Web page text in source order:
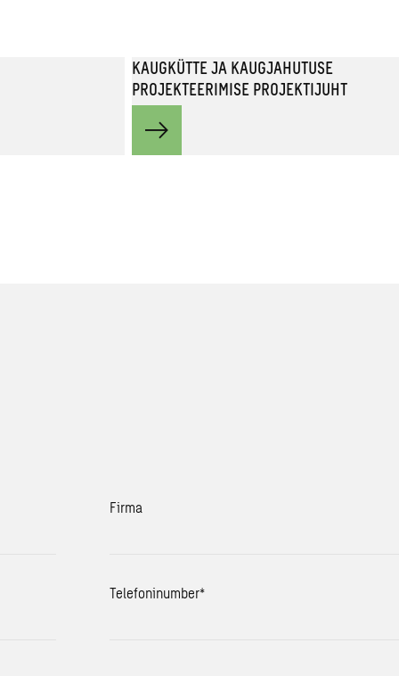
KAUGKÜTTE JA KAUGJAHUTUSE
PROJEKTEERIMISE PROJEKTIJUHT
Firma
Telefoninumber*